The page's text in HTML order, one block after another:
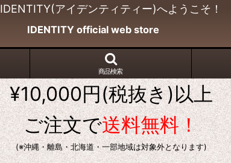
IDENTITY(アイデンティティー)へようこそ！
IDENTITY official web store
商品検索
¥10,000円(税抜き)以上
ご注文で送料無料！
(※沖縄・離島・北海道・一部地域は対象外となります)